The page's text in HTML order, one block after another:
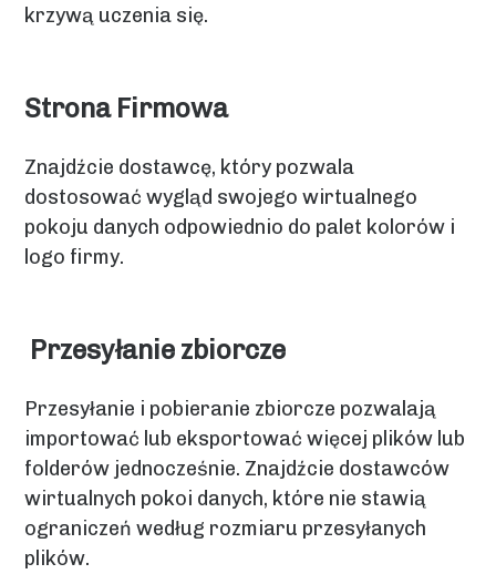
krzywą uczenia się.
Strona Firmowa
Znajdźcie dostawcę, który pozwala
dostosować wygląd swojego wirtualnego
pokoju danych odpowiednio do palet kolorów i
logo firmy.
Przesyłanie zbiorcze
Przesyłanie i pobieranie zbiorcze pozwalają
importować lub eksportować więcej plików lub
folderów jednocześnie. Znajdźcie dostawców
wirtualnych pokoi danych, które nie stawią
ograniczeń według rozmiaru przesyłanych
plików.